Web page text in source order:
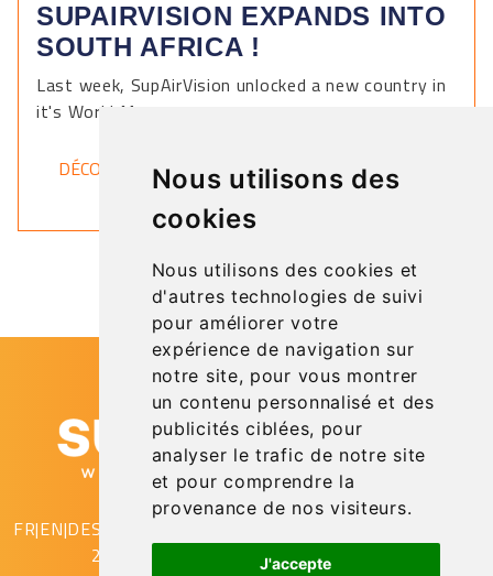
Nous utilisons des
cookies
Nous utilisons des cookies et
d'autres technologies de suivi
pour améliorer votre
expérience de navigation sur
notre site, pour vous montrer
un contenu personnalisé et des
publicités ciblées, pour
analyser le trafic de notre site
et pour comprendre la
provenance de nos visiteurs.
J'accepte
SUPAIRVISION EXPANDS INTO
SOUTH AFRICA !
Last week, SupAirVision unlocked a new country in
it's World Map.
DÉCOUVRIR
FR|EN|DESupAirVision
2 rue Gustave Eiffel